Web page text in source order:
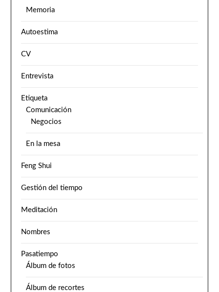
Memoria
Autoestima
CV
Entrevista
Etiqueta
Comunicación
Negocios
En la mesa
Feng Shui
Gestión del tiempo
Meditación
Nombres
Pasatiempo
Álbum de fotos
Álbum de recortes